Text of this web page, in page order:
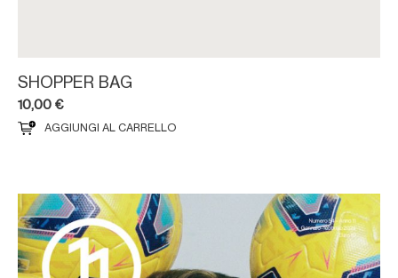
SHOPPER BAG
10,00 €
AGGIUNGI AL CARRELLO